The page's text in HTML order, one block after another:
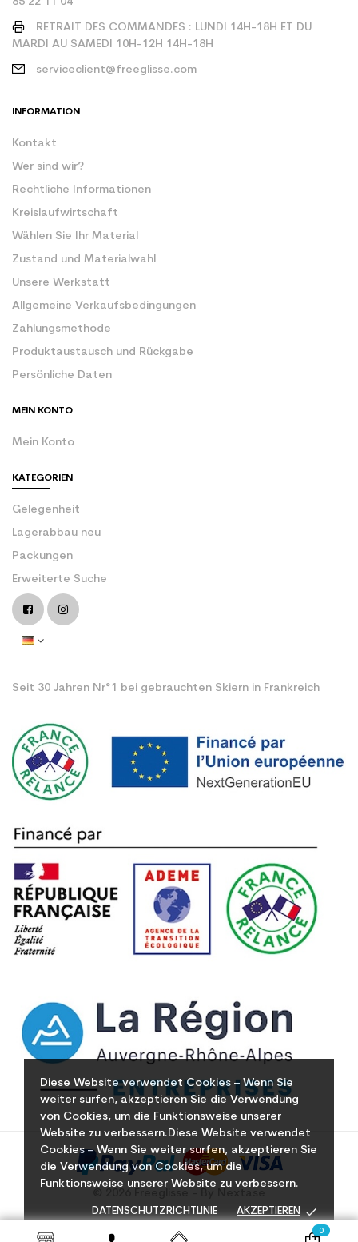
Diese Website verwendet Cookies – Wenn Sie
weiter surfen, akzeptieren Sie die Verwendung
von Cookies, um die Funktionsweise unserer
Website zu verbessern.Diese Website verwendet
Cookies – Wenn Sie weiter surfen, akzeptieren Sie
die Verwendung von Cookies, um die
Funktionsweise unserer Website zu verbessern.
DATENSCHUTZRICHTLINIE AKZEPTIEREN done
0
RETRAIT DES COMMANDES : LUNDI 14H-18H ET DU
MARDI AU SAMEDI 10H-12H 14H-18H
serviceclient@freeglisse.com
INFORMATION
Kontakt
Wer sind wir?
Rechtliche Informationen
Kreislaufwirtschaft
Wählen Sie Ihr Material
Zustand und Materialwahl
Unsere Werkstatt
Allgemeine Verkaufsbedingungen
Zahlungsmethode
Produktaustausch und Rückgabe
Persönliche Daten
MEIN KONTO
Mein Konto
KATEGORIEN
Gelegenheit
Lagerabbau neu
Packungen
Erweiterte Suche
Seit 30 Jahren Nr°1 bei gebrauchten Skiern in Frankreich